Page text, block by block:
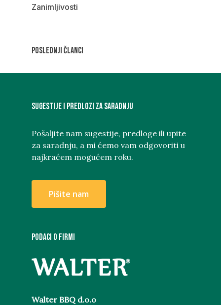
Zanimljivosti
Poslednji članci
Sugestije i predlozi za saradnju
Pošaljite nam sugestije, predloge ili upite
za saradnju, a mi ćemo vam odgovoriti u
najkraćem mogućem roku.
Pišite nam
PODACI O FIRMI
Walter BBQ d.o.o